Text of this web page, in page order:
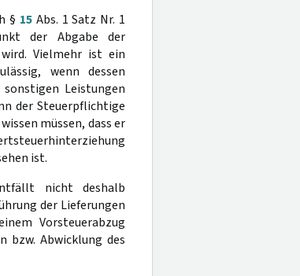
§ 15 Abs. 1 Satz Nr. 1
der Abgabe der
Vielmehr ist ein
wenn dessen
Leistungen
der Steuerpflichtige
müssen, dass er
ist.
nicht deshalb
der Lieferungen
Vorsteuerabzug
bzw. Abwicklung des